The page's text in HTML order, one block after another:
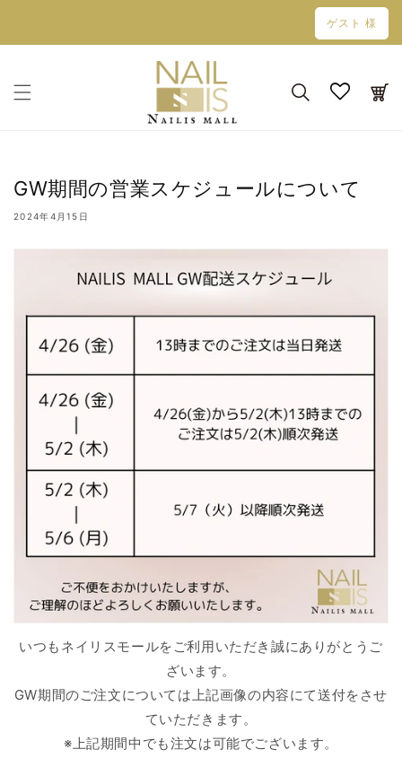
ゲスト 様
ー
GW期間の営業スケジュールについて
2024年4月15日
いつもネイリスモールをご利用いただき誠にありがとうご
ざいます。
GW期間のご注文については上記画像の内容にて送付をさせ
ていただきます。
※上記期間中でも注文は可能でございます。